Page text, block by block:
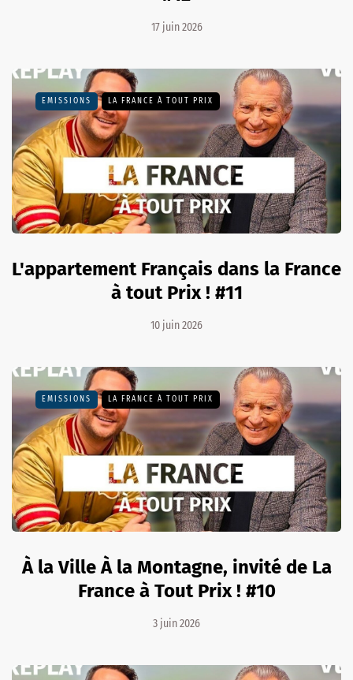
17 juin 2026
EMISSIONS LA FRANCE À TOUT PRIX
L'appartement Français dans la France
à tout Prix ! #11
10 juin 2026
EMISSIONS LA FRANCE À TOUT PRIX
À la Ville À la Montagne, invité de La
France à Tout Prix ! #10
3 juin 2026